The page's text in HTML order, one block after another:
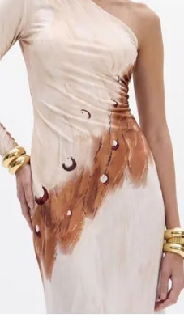
º
t shirt
9
tenis